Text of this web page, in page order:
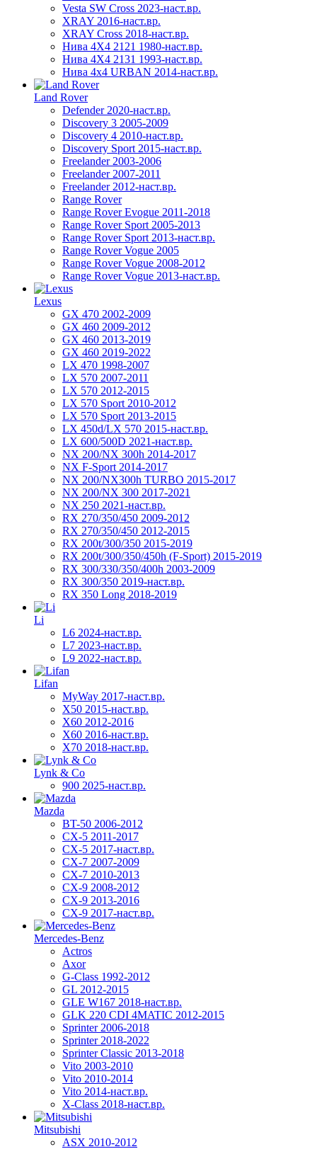
Vesta SW Cross 2023-наст.вр.
XRAY 2016-наст.вр.
XRAY Cross 2018-наст.вр.
Нива 4X4 2121 1980-наст.вр.
Нива 4X4 2131 1993-наст.вр.
Нива 4х4 URBAN 2014-наст.вр.
Land Rover
Defender 2020-наст.вр.
Discovery 3 2005-2009
Discovery 4 2010-наст.вр.
Discovery Sport 2015-наст.вр.
Freelander 2003-2006
Freelander 2007-2011
Freelander 2012-наст.вр.
Range Rover
Range Rover Evogue 2011-2018
Range Rover Sport 2005-2013
Range Rover Sport 2013-наст.вр.
Range Rover Vogue 2005
Range Rover Vogue 2008-2012
Range Rover Vogue 2013-наст.вр.
Lexus
GX 470 2002-2009
GX 460 2009-2012
GX 460 2013-2019
GX 460 2019-2022
LX 470 1998-2007
LX 570 2007-2011
LX 570 2012-2015
LX 570 Sport 2010-2012
LX 570 Sport 2013-2015
LX 450d/LX 570 2015-наст.вр.
LX 600/500D 2021-наст.вр.
NX 200/NX 300h 2014-2017
NX F-Sport 2014-2017
NX 200/NX300h TURBO 2015-2017
NX 200/NX 300 2017-2021
NX 250 2021-наст.вр.
RX 270/350/450 2009-2012
RX 270/350/450 2012-2015
RX 200t/300/350 2015-2019
RX 200t/300/350/450h (F-Sport) 2015-2019
RX 300/330/350/400h 2003-2009
RX 300/350 2019-наст.вр.
RX 350 Long 2018-2019
Li
L6 2024-наст.вр.
L7 2023-наст.вр.
L9 2022-наст.вр.
Lifan
MyWay 2017-наст.вр.
X50 2015-наст.вр.
X60 2012-2016
X60 2016-наст.вр.
X70 2018-наст.вр.
Lynk & Co
900 2025-наст.вр.
Mazda
BT-50 2006-2012
CX-5 2011-2017
CX-5 2017-наст.вр.
CX-7 2007-2009
CX-7 2010-2013
CX-9 2008-2012
CX-9 2013-2016
CX-9 2017-наст.вр.
Mercedes-Benz
Actros
Axor
G-Class 1992-2012
GL 2012-2015
GLE W167 2018-наст.вр.
GLK 220 CDI 4MATIC 2012-2015
Sprinter 2006-2018
Sprinter 2018-2022
Sprinter Classic 2013-2018
Vito 2003-2010
Vito 2010-2014
Vito 2014-наст.вр.
X-Class 2018-наст.вр.
Mitsubishi
ASX 2010-2012